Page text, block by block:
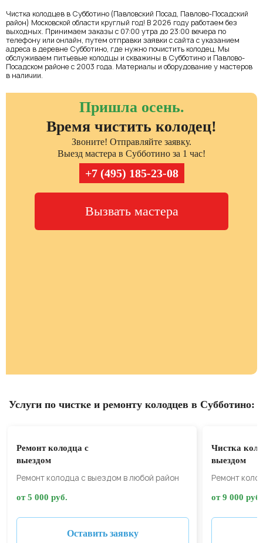
Чистка колодцев в Субботино (Павловский Посад, Павлово-Посадский
район) Московской области круглый год! В 2026 году работаем без
выходных. Принимаем заказы с 07:00 утра до 23:00 вечера по
телефону или онлайн, путем отправки заявки с сайта с указанием
адреса в деревне Субботино, где нужно почистить колодец. Мы
обслуживаем питьевые колодцы и скважины в Субботино и Павлово-
Посадском районе с 2003 года. Материалы и оборудование у мастеров
в наличии.
Пришла осень.
Время чистить колодец!
Звоните! Отправляйте заявку.
Выезд мастера в Субботино за 1 час!
+7 (495) 185-23-08
Вызвать мастера
Услуги по чистке и ремонту колодцев в Субботино:
Ремонт колодца с
выездом
Ремонт колодца с выездом в любой район
от 5 000 руб.
Оставить заявку
Чистка
выездом
Ремонт
от 9 000 руб.